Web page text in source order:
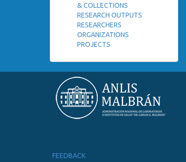
& COLLECTIONS
RESEARCH OUTPUTS
RESEARCHERS
ORGANIZATIONS
PROJECTS
FEEDBACK